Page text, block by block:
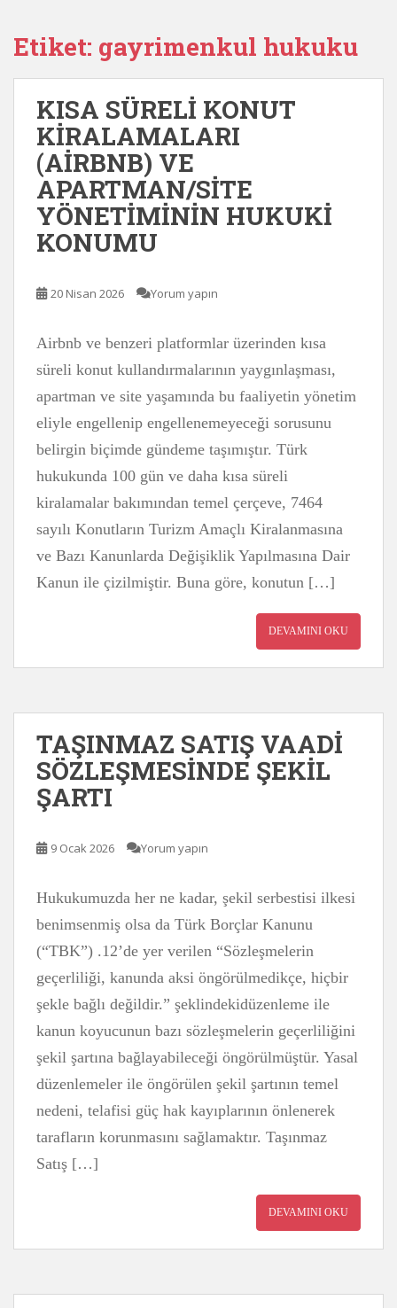
Etiket: gayrimenkul hukuku
KISA SÜRELİ KONUT
KİRALAMALARI
(AİRBNB) VE
APARTMAN/SİTE
YÖNETİMİNİN HUKUKİ
KONUMU
20 Nisan 2026 Yorum yapın
Airbnb ve benzeri platformlar üzerinden kısa
süreli konut kullandırmalarının yaygınlaşması,
apartman ve site yaşamında bu faaliyetin yönetim
eliyle engellenip engellenemeyeceği sorusunu
belirgin biçimde gündeme taşımıştır. Türk
hukukunda 100 gün ve daha kısa süreli
kiralamalar bakımından temel çerçeve, 7464
sayılı Konutların Turizm Amaçlı Kiralanmasına
ve Bazı Kanunlarda Değişiklik Yapılmasına Dair
Kanun ile çizilmiştir. Buna göre, konutun […]
DEVAMINI OKU
TAŞINMAZ SATIŞ VAADİ
SÖZLEŞMESİNDE ŞEKİL
ŞARTI
9 Ocak 2026 Yorum yapın
Hukukumuzda her ne kadar, şekil serbestisi ilkesi
benimsenmiş olsa da Türk Borçlar Kanunu
(“TBK”) .12’de yer verilen “Sözleşmelerin
geçerliliği, kanunda aksi öngörülmedikçe, hiçbir
şekle bağlı değildir.” şeklindekidüzenleme ile
kanun koyucunun bazı sözleşmelerin geçerliliğini
şekil şartına bağlayabileceği öngörülmüştür. Yasal
düzenlemeler ile öngörülen şekil şartının temel
nedeni, telafisi güç hak kayıplarının önlenerek
tarafların korunmasını sağlamaktır. Taşınmaz
Satış […]
DEVAMINI OKU